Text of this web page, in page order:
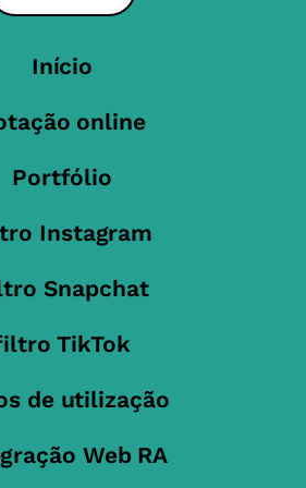
Início
online
Portfólio
Instagram
Snapchat
TikTok
de utilização
Web RA